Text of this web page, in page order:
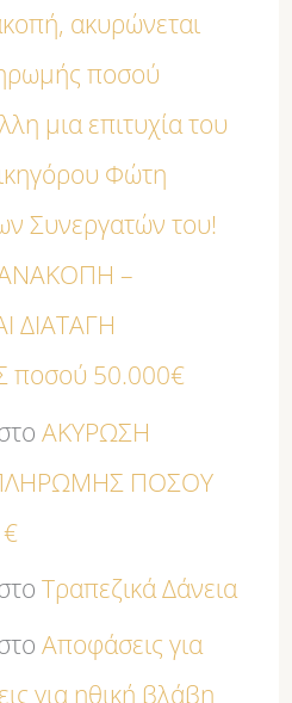
ακυρώνεται
ποσού
μια επιτυχία του
Φώτη
Συνεργατών του!
–
ΔΙΑΤΑΓΗ
50.000€
ΑΚΥΡΩΣΗ
ΠΟΣΟΥ
Τραπεζικά Δάνεια
Αποφάσεις για
για ηθική βλάβη